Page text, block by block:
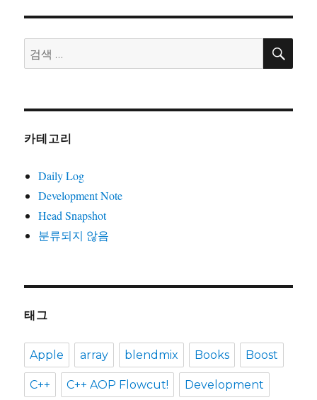
시
검
색:
검
카테고리
Daily Log
Development Note
Head Snapshot
분류되지 않음
태그
Apple array blendmix Books Boost
C++ C++ AOP Flowcut! Development